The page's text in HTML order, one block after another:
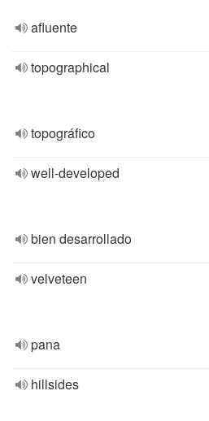
afluente
topographical
topográfico
well-developed
bien desarrollado
velveteen
pana
hillsides